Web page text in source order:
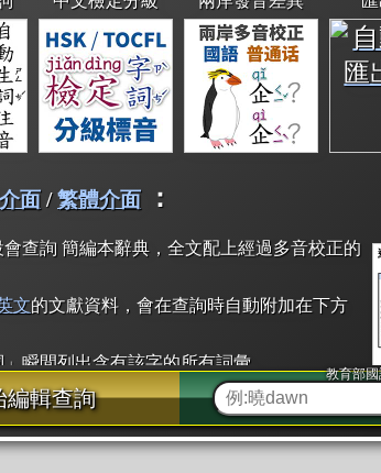
面/繁體介面 ：
查詢 簡編本辭典，全文配上經過多音校正的
文的文獻資料，會在查詢時自動附加在下方
瞬間列出含有該字的所有詞彙。
出所有「同部首字」。也支援查詢「同注音」
經過自動斷詞，點擊便可瞬間「連續查詢」此
。
編輯查詢
教育部國